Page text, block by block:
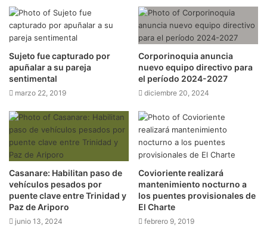
Sujeto fue capturado por
apuñalar a su pareja
sentimental
marzo 22, 2019
Corporinoquia anuncia
nuevo equipo directivo para
el período 2024-2027
diciembre 20, 2024
Casanare: Habilitan paso de
vehículos pesados por
puente clave entre Trinidad y
Paz de Ariporo
junio 13, 2024
Covioriente realizará
mantenimiento nocturno a
los puentes provisionales de
El Charte
febrero 9, 2019